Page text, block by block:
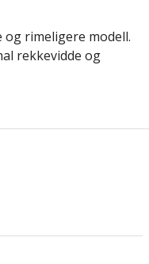
og rimeligere modell.
rekkevidde og